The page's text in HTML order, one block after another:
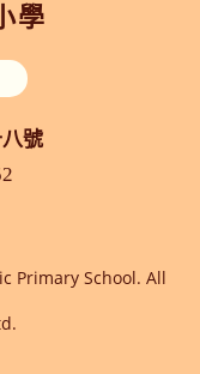
學
號
Primary School. All